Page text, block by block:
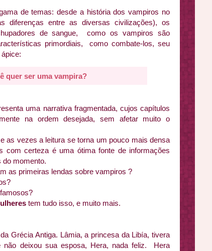
de temas: desde a história dos vampiros no
diferenças entre as diversas civilizações), os
de sangue, como os vampiros são
primordiais, como combate-los, seu
quer ser uma vampira?
uma narrativa fragmentada, cujos capítulos
na ordem desejada, sem afetar muito o
as vezes a leitura se torna um pouco mais densa
com certeza é uma ótima fonte de informações
momento.
as primeiras lendas sobre vampiros ?
tem tudo isso, e muito mais.
Grécia Antiga. Lâmia, a princesa da Libía, tivera
deixou sua esposa, Hera, nada feliz. Hera